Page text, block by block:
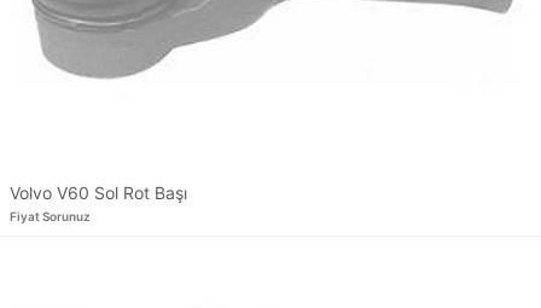
Volvo V60 Sol Rot Başı
Fiyat Sorunuz